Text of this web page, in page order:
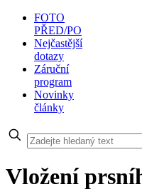
FOTO
PŘED/PO
Nejčastější
dotazy
Záruční
program
Novinky
články
Vložení